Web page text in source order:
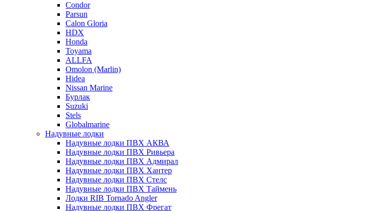
Condor
Parsun
Calon Gloria
HDX
Honda
Toyama
ALLFA
Omolon (Marlin)
Hidea
Nissan Marine
Бурлак
Suzuki
Stels
Globalmarine
Надувные лодки
Надувные лодки ПВХ АКВА
Надувные лодки ПВХ Ривьера
Надувные лодки ПВХ Адмирал
Надувные лодки ПВХ Хантер
Надувные лодки ПВХ Стелс
Надувные лодки ПВХ Таймень
Лодки RIB Tornado Angler
Надувные лодки ПВХ Фрегат